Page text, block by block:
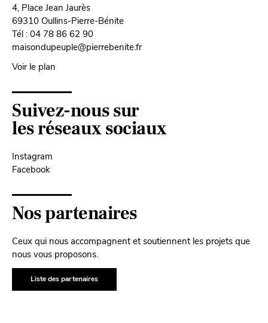
4, Place Jean Jaurès
69310 Oullins-Pierre-Bénite
Tél : 04 78 86 62 90
maisondupeuple@pierrebenite.fr
Voir le plan
Suivez-nous sur
les réseaux sociaux
Instagram
Facebook
Nos partenaires
Ceux qui nous accompagnent et soutiennent les projets que
nous vous proposons.
Liste des partenaires